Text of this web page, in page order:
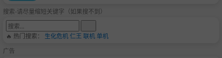
搜索-请尽量缩短关键字（如果搜不到）
🔥 热门搜索： 生化危机仁王联机单机
广告